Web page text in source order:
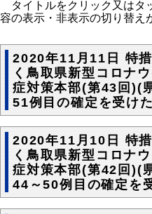
タイトルをクリック又はタ
容の表示・非表示の切り替え
2020年11月11日 特
く鳥取県新型コロナ
症対策本部(第43回)(
51例目の確定を受け
2020年11月10日 特
く鳥取県新型コロナ
症対策本部(第42回)(
44～50例目の確定を